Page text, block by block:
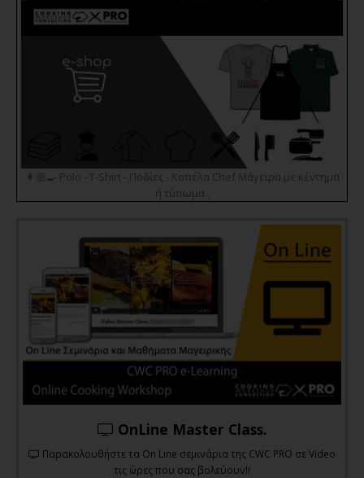
👩🏼‍🍳 Polo - T-Shirt - Ποδίες - Καπέλα Chef Μάγειρα με κέντημα
ή τύπωμα ,
OnLine Master Class.
Παρακολουθήστε τα On Line σεμινάρια της CWC PRO σε Video
τις ώρες που σας βολεύουν!!